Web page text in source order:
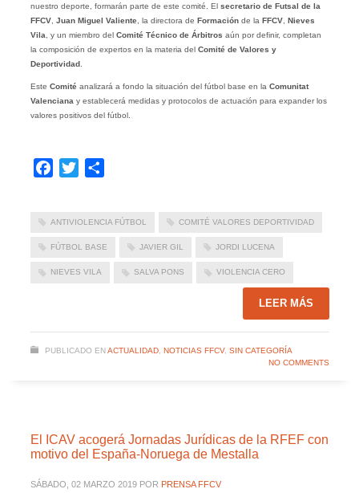
nuestro deporte, formarán parte de este comité. Elsecretario de Futsal de la
FFCV, Juan Miguel Valiente, la directora de Formaciónde la FFCV, Nieves
Vila , y un miembro delComité Técnico de Árbitros aún por definir, completan
la composición de expertos en la materia del Comité de Valores y
Deportividad.
Este Comitéanalizará a fondo la situación del fútbol base en la Comunitat
Valenciana y establecerá medidas y protocolos de actuación para expander los
valores positivos del fútbol.
Facebook
Twitter
ANTIVIOLENCIA FÚTBOL COMITÉ VALORES DEPORTIVIDAD
FÚTBOL BASE JAVIER GIL JORDI LUCENA
NIEVES VILA SALVA PONS VIOLENCIA CERO
LEER MÁS
PUBLICADO EN ACTUALIDAD, NOTICIAS FFCV, SIN CATEGORÍA
NO COMMENTS
El ICAV acogerá Jornadas Jurídicas de la RFEF con
motivo del España-Noruega de Mestalla
SÁBADO, 02 MARZO 2019 POR PRENSA FFCV